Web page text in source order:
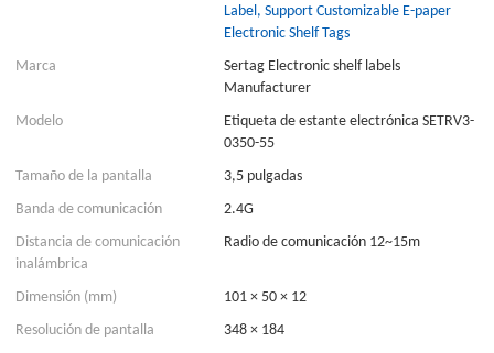
Label, Support Customizable E-paper
Electronic Shelf Tags
Marca
Sertag Electronic shelf labels
Manufacturer
Modelo
Etiqueta de estante electrónica SETRV3-
0350-55
Tamaño de la pantalla
3,5 pulgadas
Banda de comunicación
2.4G
Distancia de comunicación
inalámbrica
Radio de comunicación 12~15m
Dimensión (mm)
101 × 50 × 12
Resolución de pantalla
348 × 184